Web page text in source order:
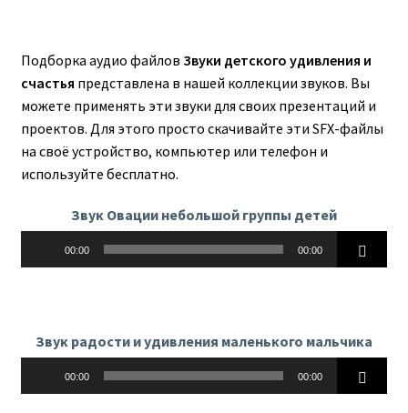
Подборка аудио файлов Звуки детского удивления и
счастья представлена в нашей коллекции звуков. Вы
можете применять эти звуки для своих презентаций и
проектов. Для этого просто скачивайте эти SFX-файлы
на своё устройство, компьютер или телефон и
используйте бесплатно.
Звук Овации небольшой группы детей
00:00 00:00
Звук радости и удивления маленького мальчика
00:00 00:00